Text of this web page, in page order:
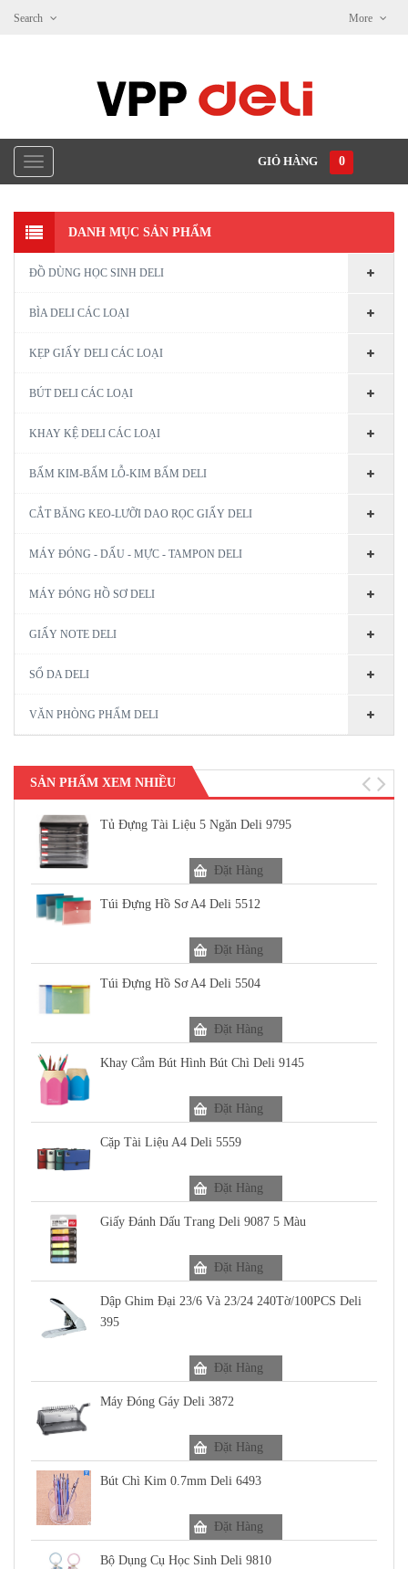
More
Search
GIỎ HÀNG 0
DANH MỤC SẢN PHẨM
ĐỒ DÙNG HỌC SINH DELI
BÌA DELI CÁC LOẠI
KẸP GIẤY DELI CÁC LOẠI
BÚT DELI CÁC LOẠI
KHAY KỆ DELI CÁC LOẠI
BẤM KIM-BẤM LỖ-KIM BẤM DELI
CẮT BĂNG KEO-LƯỠI DAO RỌC GIẤY DELI
MÁY ĐÓNG - DẤU - MỰC - TAMPON DELI
MÁY ĐÓNG HỒ SƠ DELI
GIẤY NOTE DELI
SỔ DA DELI
VĂN PHÒNG PHẨM DELI
SẢN PHẨM XEM NHIỀU
Tủ Đựng Tài Liệu 5 Ngăn Deli 9795
Đặt Hàng
Túi Đựng Hồ Sơ A4 Deli 5512
Đặt Hàng
Túi Đựng Hồ Sơ A4 Deli 5504
Đặt Hàng
Khay Cắm Bút Hình Bút Chì Deli 9145
Đặt Hàng
Cặp Tài Liệu A4 Deli 5559
Đặt Hàng
Giấy Đánh Dấu Trang Deli 9087 5 Màu
Đặt Hàng
Dập Ghim Đại 23/6 Và 23/24 240Tờ/100PCS Deli
395
Đặt Hàng
Máy Đóng Gáy Deli 3872
Đặt Hàng
Bút Chì Kim 0.7mm Deli 6493
Đặt Hàng
Bộ Dụng Cụ Học Sinh Deli 9810